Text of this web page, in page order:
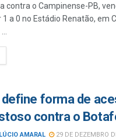
contra o Campinense-PB,
a 0 no Estádio Renatão, em
forma de
contra o
LÚCIO AMARAL 29 DE DEZEMBRO